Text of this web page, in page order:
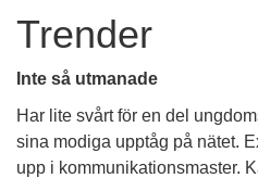
Trender
Inte så utmanade
Har lite svårt för en del
sina modiga upptåg på nätet.
upp i kommunikationsmaster.